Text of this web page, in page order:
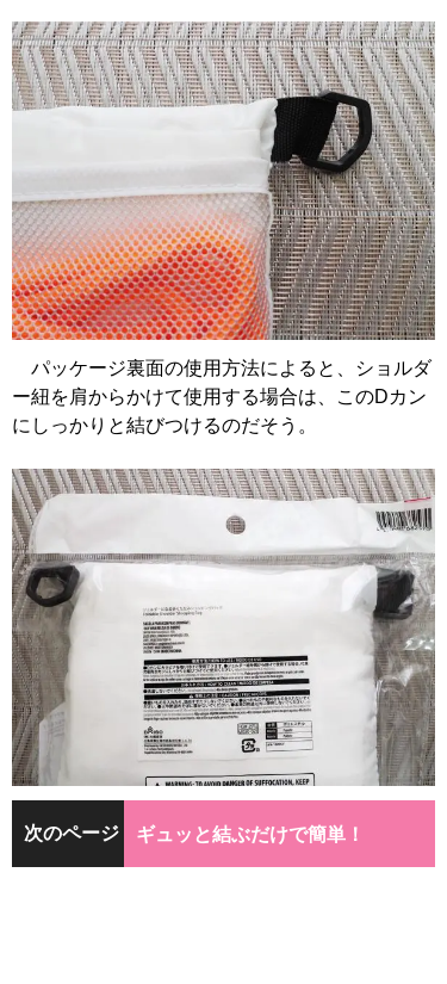
パッケージ裏面の使用方法によると、ショルダ
ー紐を肩からかけて使用する場合は、このDカン
にしっかりと結びつけるのだそう。
次のページ ギュッと結ぶだけで簡単！